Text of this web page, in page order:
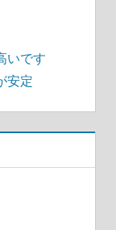
いです
安定